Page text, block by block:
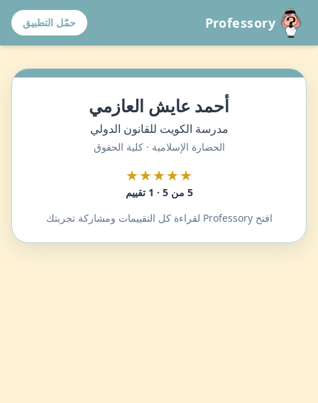
Professory حمّل التطبيق
أحمد عايش العازمي
مدرسة الكويت للقانون الدولي
الحضارة الإسلامية · كلية الحقوق
★★★★★
5 من 5 · 1 تقييم
افتح Professory لقراءة كل التقييمات ومشاركة تجربتك